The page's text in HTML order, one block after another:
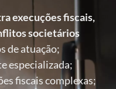
execuções fiscais,
societários
de atuação;
especializada;
fiscais complexas;